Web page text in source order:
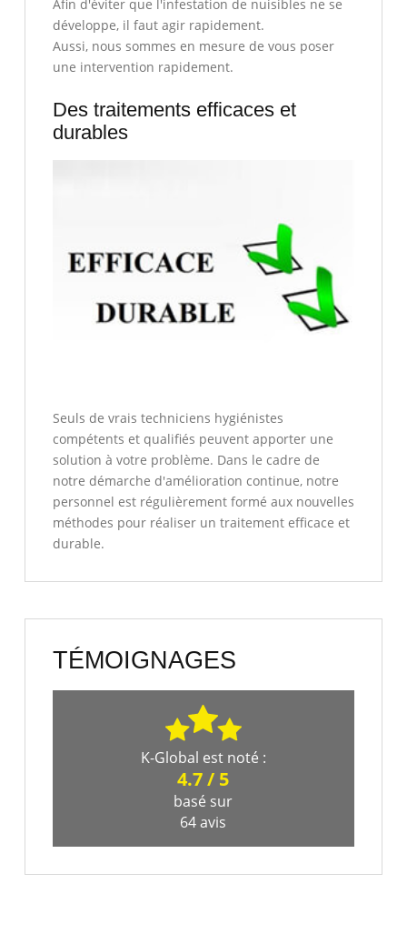
Afin d'éviter que l'infestation de nuisibles ne se
développe, il faut agir rapidement.
Aussi, nous sommes en mesure de vous poser
une intervention rapidement.
Des traitements efficaces et
durables
Seuls de vrais techniciens hygiénistes
compétents et qualifiés peuvent apporter une
solution à votre problème. Dans le cadre de
notre démarche d'amélioration continue, notre
personnel est régulièrement formé aux nouvelles
méthodes pour réaliser un traitement efficace et
durable.
TÉMOIGNAGES
K-Global est noté :
4.7/ 5
basé sur
64avis